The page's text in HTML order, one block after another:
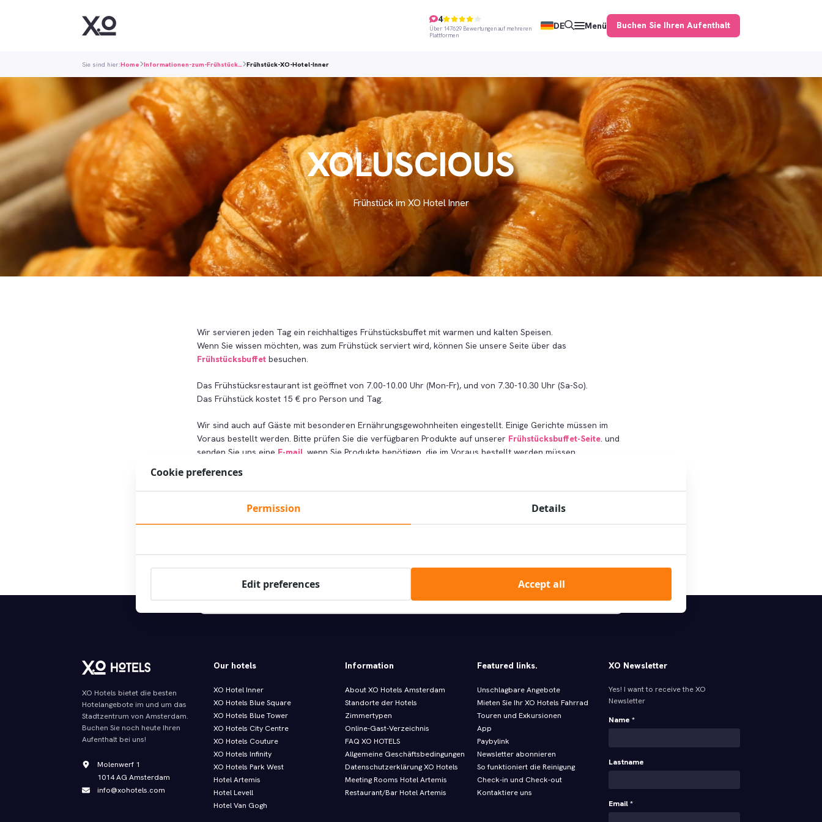
4
Über 147629 Bewertungen auf mehreren
Plattformen
DE Menü Buchen Sie Ihren Aufenthalt
Sie sind hier:Home Informationen-zum-Frühstück… Frühstück-XO-Hotel-Inner
XOLUSCIOUS
Frühstück im XO Hotel Inner
Wir servieren jeden Tag ein reichhaltiges Frühstücksbuffet mit warmen und kalten Speisen.
Wenn Sie wissen möchten, was zum Frühstück serviert wird, können Sie unsere Seite über das
Frühstücksbuffet besuchen.
Das Frühstücksrestaurant ist geöffnet von 7.00-10.00 Uhr (Mon-Fr), und von 7.30-10.30 Uhr (Sa-So).
Das Frühstück kostet 15 € pro Person und Tag.
Wir sind auch auf Gäste mit besonderen Ernährungsgewohnheiten eingestellt. Einige Gerichte müssen im
Voraus bestellt werden. Bitte prüfen Sie die verfügbaren Produkte auf unserer Frühstücksbuffet-Seite. und
senden Sie uns eine E-mail , wenn Sie Produkte benötigen, die im Voraus bestellt werden müssen.
Suche
Kostenloser später Check-out bis 12 Uhr Direkt bestätigt 10 % Rabatt In den Preisen sind alle Steuern enthalten
XO Hotels bietet die besten
Hotelangebote im und um das
Stadtzentrum von Amsterdam.
Buchen Sie noch heute Ihren
Aufenthalt bei uns!
Molenwerf 1
1014 AG Amsterdam
info@xohotels.com
Our hotels
XO Hotel Inner
XO Hotels Blue Square
XO Hotels Blue Tower
XO Hotels City Centre
XO Hotels Couture
XO Hotels Infinity
XO Hotels Park West
Hotel Artemis
Hotel Levell
Hotel Van Gogh
Information
About XO Hotels Amsterdam
Standorte der Hotels
Zimmertypen
Online-Gast-Verzeichnis
FAQ XO HOTELS
Allgemeine Geschäftsbedingungen
Datenschutzerklärung XO Hotels
Meeting Rooms Hotel Artemis
Restaurant/Bar Hotel Artemis
Featured links.
Unschlagbare Angebote
Mieten Sie Ihr XO Hotels Fahrrad
Touren und Exkursionen
App
Paybylink
Newsletter abonnieren
So funktioniert die Reinigung
Check-in und Check-out
Kontaktiere uns
XO Newsletter
Yes! I want to receive the XO
Newsletter
Name *
Lastname
Email *
Cookie preferences
Permission Details
Edit preferences Accept all